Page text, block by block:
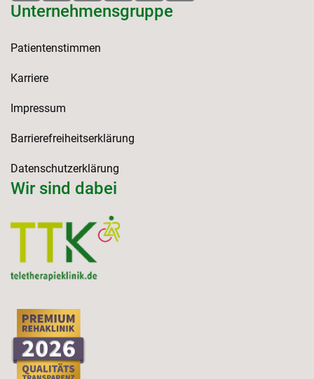
Unternehmensgruppe
Patientenstimmen
Karriere
Impressum
Barrierefreiheitserklärung
Datenschutzerklärung
Wir sind dabei